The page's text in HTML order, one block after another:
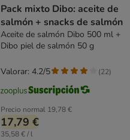
Pack mixto Dibo: aceite de
salmón + snacks de salmón
Aceite de salmón Dibo 500 ml +
Dibo piel de salmón 50 g
Precio normal 19,78 €
17,79 €
35,58 € / l
Valorar: 4.2/5 (22)